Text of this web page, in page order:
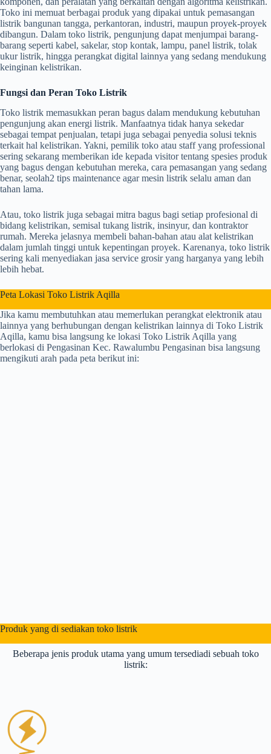
Toko ini memuat berbagai produk yang dipakai untuk pemasangan
listrik bangunan tangga, perkantoran, industri, maupun proyek-proyek
dibangun. Dalam toko listrik, pengunjung dapat menjumpai barang-
barang seperti kabel, sakelar, stop kontak, lampu, panel listrik, tolak
ukur listrik, hingga perangkat digital lainnya yang sedang mendukung
keinginan kelistrikan.
Fungsi dan Peran Toko Listrik
Toko listrik memasukkan peran bagus dalam mendukung kebutuhan
pengunjung akan energi listrik. Manfaatnya tidak hanya sekedar
sebagai tempat penjualan, tetapi juga sebagai penyedia solusi teknis
terkait hal kelistrikan. Yakni, pemilik toko atau staff yang professional
sering sekarang memberikan ide kepada visitor tentang spesies produk
yang bagus dengan kebutuhan mereka, cara pemasangan yang sedang
benar, seolah2 tips maintenance agar mesin listrik selalu aman dan
tahan lama.
Atau, toko listrik juga sebagai mitra bagus bagi setiap profesional di
bidang kelistrikan, semisal tukang listrik, insinyur, dan kontraktor
rumah. Mereka jelasnya membeli bahan-bahan atau alat kelistrikan
dalam jumlah tinggi untuk kepentingan proyek. Karenanya, toko listrik
sering kali menyediakan jasa service grosir yang harganya yang lebih
lebih hebat.
Peta Lokasi Toko Listrik Aqilla
Jika kamu membutuhkan atau memerlukan perangkat elektronik atau
lainnya yang berhubungan dengan kelistrikan lainnya di Toko Listrik
Aqilla, kamu bisa langsung ke lokasi Toko Listrik Aqilla yang
berlokasi di Pengasinan Kec. Rawalumbu Pengasinan bisa langsung
mengikuti arah pada peta berikut ini:
Produk yang di sediakan toko listrik
Beberapa jenis produk utama yang umum tersediadi sebuah toko
listrik: